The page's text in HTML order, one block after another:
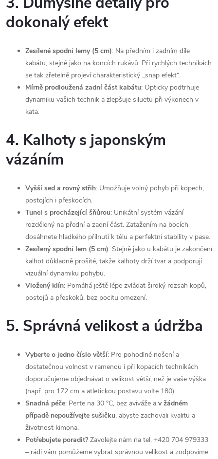
dokonalý efekt
Zesílené spodní lemy (5 cm): Na předním i zadním díle
kabátu, stejně jako na koncích rukávů. Při rychlých technikách
se tak zřetelně projeví charakteristický „snap efekt“.
Mírně prodloužená zadní část kabátu: Opticky podtrhuje
dynamiku vašich technik a zlepšuje siluetu při výkonech v
kata.
4. Kalhoty s japonským
vázáním
Vyšší sed a rovný střih: Umožňuje volný pohyb při kopech,
postojích i přeskocích.
Tunel s procházející šňůrou: Unikátní systém vázání
rozdělený na přední a zadní část. Zatažením na bocích
dosáhnete hladkého přilnutí k tělu a perfektní stability v pase.
Zesílený spodní lem (5 cm): Stejně jako u kabátu je zakončení
kalhot důkladně prošité, takže kalhoty drží tvar a podporují
vizuální dynamiku pohybu.
Vložený klín: Pomáhá ještě lépe zvládat široký rozsah kopů,
postojů a přeskoků, bez pocitu omezení.
5. Správná velikost a údržba
Vyberte o jedno číslo větší: Pro pohodlné nošení a
dostatečnou volnost v ramenou i při kopacích technikách
doporučujeme objednávat o velikost větší, než je vaše výška
(např. pro 172 cm a atletickou postavu volte 180).
Snadná péče: Perte na 30 °C, bez aviváže a v žádném
případě nepoužívejte sušičku, abyste zachovali kvalitu a
životnost kimona.
Potřebujete poradit?Zavolejte nám na tel. +420 704 979333
– rádi vám pomůžeme vybrat správnou velikost a zodpovíme